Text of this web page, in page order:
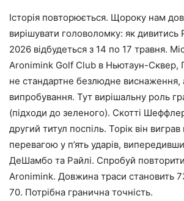
Історія повторюється. Щороку нам
вирішувати головоломку: як дивитись
2026 відбудеться з 14 по 17 травня.
Aronimink Golf Club в Ньютаун-Сквер,
не стандартне безлюдне виснаження,
випробування. Тут вирішальну роль
(підходи до зеленого). Скотті
другий титул поспіль. Торік він
перевагою у п’ять ударів,
ДеШамбо та Райлі. Спробуй
Aronimink. Довжина траси становить
70. Потрібна гранична точність.